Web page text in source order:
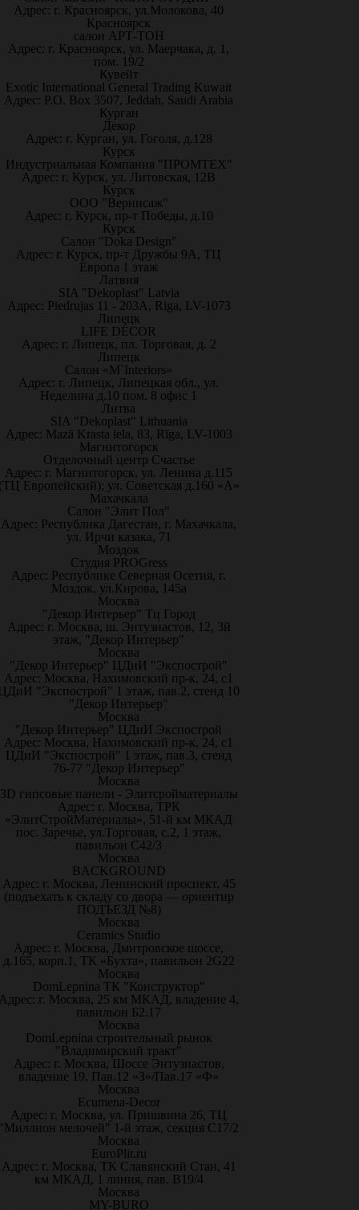
Адрес: г. Красноярск, ул.Молокова, 40
Красноярск
салон АРТ-ТОН
Адрес: г. Красноярск, ул. Маерчака, д. 1,
пом. 19/2
Кувейт
Exotic International General Trading Kuwait
Адрес: P.O. Box 3507, Jeddah, Saudi Arabia
Курган
Декор
Адрес: г. Курган, ул. Гоголя, д.128
Курск
Индустриальная Компания "ПРОМТЕХ"
Адрес: г. Курск, ул. Литовская, 12В
Курск
ООО "Вернисаж"
Адрес: г. Курск, пр-т Победы, д.10
Курск
Салон "Doka Design"
Адрес: г. Курск, пр-т Дружбы 9А, ТЦ
Европа 1 этаж
Латвия
SIA "Dekoplast" Latvia
Адрес: Piedrujas 11 - 203A, Riga, LV-1073
Липецк
LIFE DÉCOR
Адрес: г. Липецк, пл. Торговая, д. 2
Липецк
Салон «M`Interiors»
Адрес: г. Липецк, Липецкая обл., ул.
Неделина д.10 пом. 8 офис 1
Литва
SIA "Dekoplast" Lithuania
Адрес: Mazā Krasta iela, 83, Rīga, LV-1003
Магнитогорск
Отделочный центр Счастье
Адрес: г. Магнитогорск, ул. Ленина д.115
Европейский); ул. Советская д.160 «А»
Махачкала
Салон "Элит Пол"
Адрес: Республика Дагестан, г. Махачкала,
ул. Ирчи казака, 71
Моздок
Студия PROGress
Адрес: Республике Северная Осетия, г.
Моздок, ул.Кирова, 145а
Москва
"Декор Интерьер" Тц Город
Адрес: г. Москва, ш. Энтузиастов, 12, 3й
этаж, "Декор Интерьер"
Москва
"Декор Интерьер" ЦДиИ "Экспострой"
Адрес: Москва, Нахимовский пр-к, 24, с1
"Экспострой" 1 этаж, пав.2, стенд 10
"Декор Интерьер"
Москва
"Декор Интерьер" ЦДиИ Экспострой
Адрес: Москва, Нахимовский пр-к, 24, с1
ЦДиИ "Экспострой" 1 этаж, пав.3, стенд
76-77 "Декор Интерьер"
Москва
3D гипсовые панели - Элитсройматериалы
Адрес: г. Москва, ТРК
«ЭлитСтройМатериалы», 51-й км МКАД
пос. Заречье, ул.Торговая, с.2, 1 этаж,
павильон С42/3
Москва
BACKGROUND
Адрес: г. Москва, Ленинский проспект, 45
(подъехать к складу со двора — ориентир
ПОДЪЕЗД №8)
Москва
Ceramics Studio
Адрес: г. Москва, Дмитровское шоссе,
д.165, корп.1, ТК «Бухта», павильон 2G22
Москва
DomLepnina ТК "Конструктор"
г. Москва, 25 км МКАД, владение 4,
павильон Б2.17
Москва
DomLepnina строительный рынок
"Владимирский тракт"
Адрес: г. Москва, Шоссе Энтузиастов,
владение 19, Пав.12 «З»/Пав.17 «Ф»
Москва
Ecumena-Decor
Адрес: г. Москва, ул. Пришвина 26, ТЦ
мелочей" 1-й этаж, секция С17/2
Москва
EuroPlit.ru
Адрес: г. Москва, ТК Славянский Стан, 41
км МКАД, 1 линия, пав. В19/4
Москва
MY-BURO